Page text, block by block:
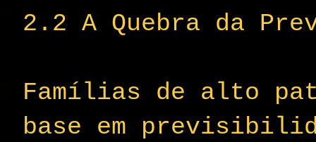
2.2 A Quebra da
Famílias de alto
base em